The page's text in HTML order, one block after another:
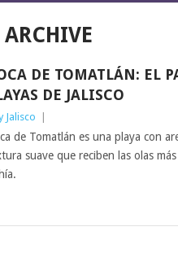
DE TOMATLÁN: EL
DE JALISCO
Jalisco
de Tomatlán es una playa con
suave que reciben las olas